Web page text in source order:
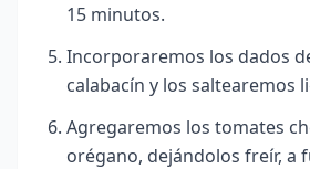
15 minutos.
Incorporaremos los dados
calabacín y los saltearemos
Agregaremos los tomates
orégano, dejándolos freír, a